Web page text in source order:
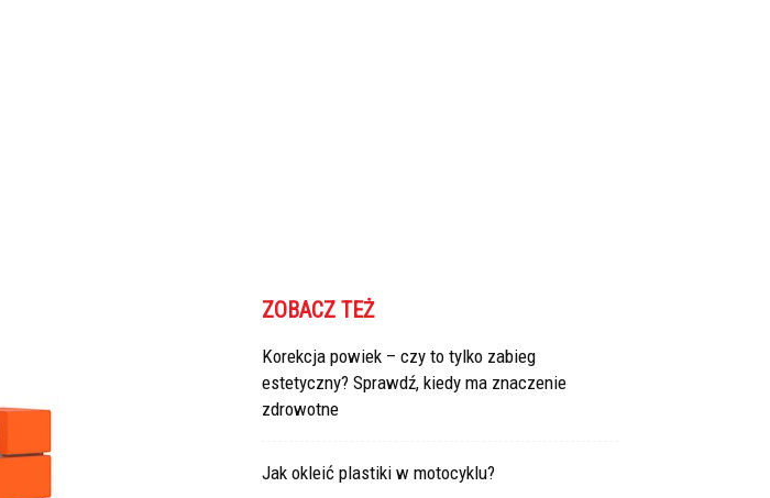
ZOBACZ TEŻ
Korekcja powiek – czy to tylko zabieg
estetyczny? Sprawdź, kiedy ma znaczenie
zdrowotne
Jak okleić plastiki w motocyklu?